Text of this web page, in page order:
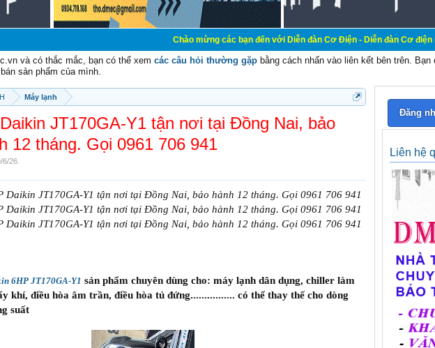
Chào mừng các bạn đến với Diễn đàn Cơ Điện - Diễn đàn Cơ điện là nơi
và có thắc mắc, bạn có thể xem các câu hỏi thường gặp bằng cách nhấn vào liên kết bên trên. Bạn
sản phẩm của mình.
Máy lạnh
JT170GA-Y1 tận nơi tại Đồng Nai, bảo
12 tháng. Gọi 0961 706 941
6/26
Daikin JT170GA-Y1 tận nơi tại Đồng Nai, bảo hành 12 tháng. Gọi 0961 706 941
Daikin JT170GA-Y1 tận nơi tại Đồng Nai, bảo hành 12 tháng. Gọi 0961 706 941
Daikin JT170GA-Y1 tận nơi tại Đồng Nai, bảo hành 12 tháng. Gọi 0961 706 941
6HP JT170GA-Y1 sản phẩm chuyên dùng cho: máy lạnh dân dụng, chiller làm
khí, điều hòa âm trần, điều hòa tủ đứng................ có thể thay thế cho dòng
suất
Đăng
Liên hệ